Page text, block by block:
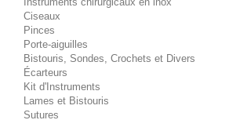
Ciseaux
Pinces
Porte-aiguilles
Bistouris, Sondes, Crochets et Divers
Écarteurs
Kit d'Instruments
Lames et Bistouris
Sutures